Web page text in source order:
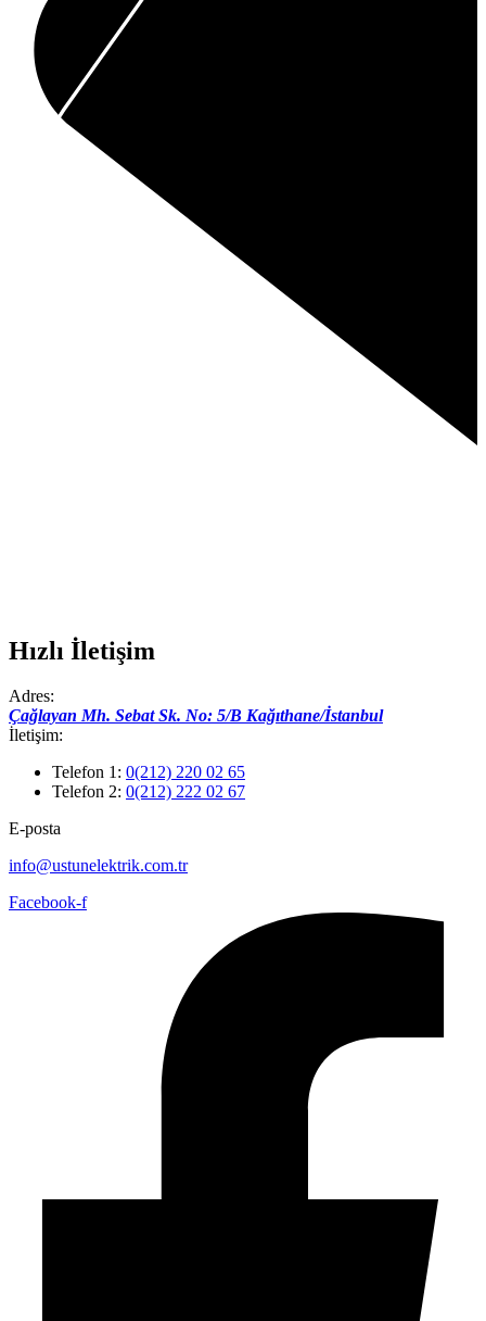
Hızlı İletişim
Adres:
Çağlayan Mh. Sebat Sk. No: 5/B Kağıthane/İstanbul
İletişim:
Telefon 1: 0(212) 220 02 65
Telefon 2: 0(212) 222 02 67
E-posta
info@ustunelektrik.com.tr
Facebook-f